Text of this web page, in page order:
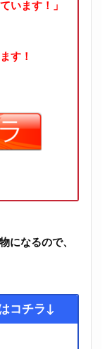
います！」
す！
になるので、
コチラ↓